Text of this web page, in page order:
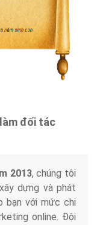
đối tác
2013, chúng tôi
dựng và phát
bạn với mức chi
online. Đội